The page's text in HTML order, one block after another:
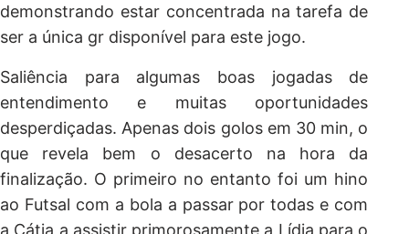
demonstrando estar concentrada na tarefa de
ser a única gr disponível para este jogo.
Saliência para algumas boas jogadas de
entendimento e muitas oportunidades
desperdiçadas. Apenas dois golos em 30 min, o
que revela bem o desacerto na hora da
finalização. O primeiro no entanto foi um hino
ao Futsal com a bola a passar por todas e com
a Cátia a assistir primorosamente a Lídia para o